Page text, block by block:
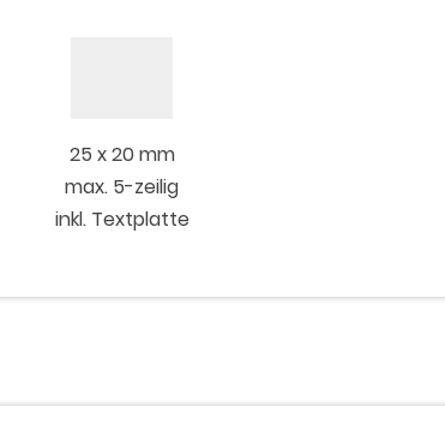
25 x 20 mm
max. 5-zeilig
inkl. Textplatte